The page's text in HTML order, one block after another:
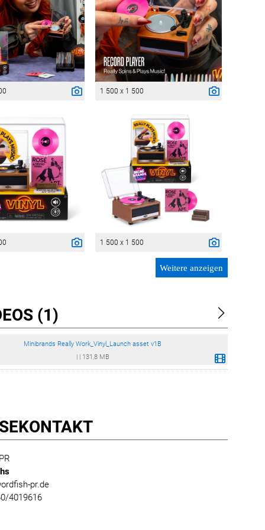
1 500 x 1 500
1 500 x 1 500
Weitere anzeigen
(1)
Minibrands Really Work_Vinyl_Launch asset v1B
131,8 MB
pr.de
4019616